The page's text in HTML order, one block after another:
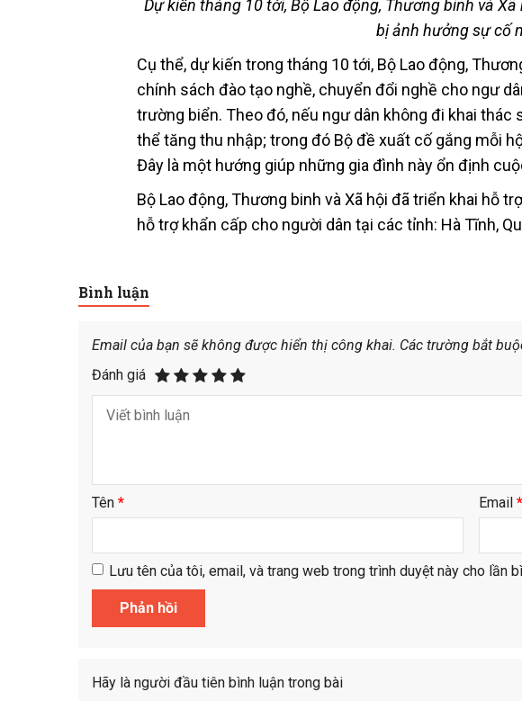
Dự kiến tháng 10 tới, Bộ Lao động, Thương binh và
bị ảnh hưởng sự cố
Cụ thể, dự kiến trong tháng 10 tới, Bộ Lao động,
chính sách đào tạo nghề, chuyển đổi nghề cho ngư
trường biển. Theo đó, nếu ngư dân không đi khai
thể tăng thu nhập; trong đó Bộ đề xuất cố gắng mỗi
Đây là một hướng giúp những gia đình này ổn định
Bộ Lao động, Thương binh và Xã hội đã triển khai hỗ
hỗ trợ khẩn cấp cho người dân tại các tỉnh: Hà Tĩnh,
Bình luận
Email của bạn sẽ không được hiển thị công khai. Các trường bắt
Đánh giá
Tên * Email*
Lưu tên của tôi, email, và trang web trong trình duyệt này cho lần
Hãy là người đầu tiên bình luận trong bài